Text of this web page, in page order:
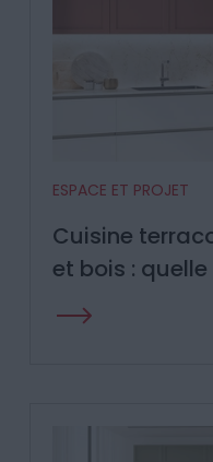
ESPACE ET PROJET
Cuisine
et bois :